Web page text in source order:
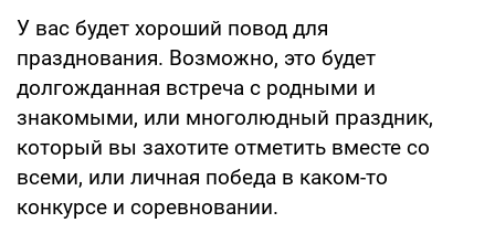
У вас будет хороший повод для
празднования. Возможно, это будет
долгожданная встреча с родными и
знакомыми, или многолюдный праздник,
который вы захотите отметить вместе со
всеми, или личная победа в каком-то
конкурсе и соревновании.